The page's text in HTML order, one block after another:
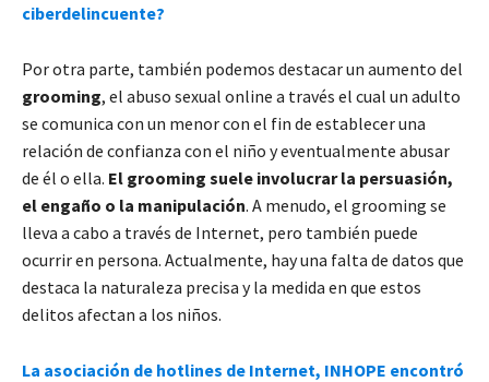
ciberdelincuente?
Por otra parte, también podemos destacar un aumento del
grooming, el abuso sexual online a través el cual un adulto
se comunica con un menor con el fin de establecer una
relación de confianza con el niño y eventualmente abusar
de él o ella. El grooming suele involucrar la persuasión,
el engaño o la manipulación. A menudo, el grooming se
lleva a cabo a través de Internet, pero también puede
ocurrir en persona. Actualmente, hay una falta de datos que
destaca la naturaleza precisa y la medida en que estos
delitos afectan a los niños.
La asociación de hotlines de Internet, INHOPE encontró